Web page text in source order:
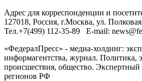
Адрес для корреспонденции и
127018, Россия, г.Москва, ул.
Тел.+7(499) 112-35-89 E-mail:
«ФедералПресс» - медиа-холдинг:
информагентства, журнал. Политика,
происшествия, общество. Экспертный
регионов РФ